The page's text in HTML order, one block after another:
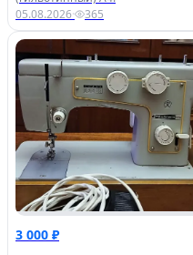
05.08.2026· 365
3 000 ₽